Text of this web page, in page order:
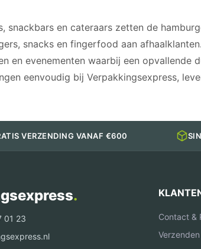
snackbars en cateraars zetten de
snacks en fingerfood aan
en evenementen waarbij een
eenvoudig bij Verpakkingsexpress,
VERZENDING VANAF €600
.
01 23
Contact &